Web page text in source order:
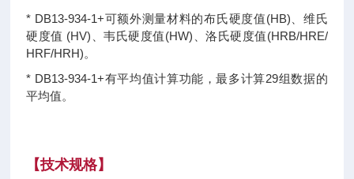
* DB13-934-1+可额外测量材料的布氏硬度值(HB)、维氏
硬度值 (HV)、韦氏硬度值(HW)、洛氏硬度值(HRB/HRE/
HRF/HRH)。
* DB13-934-1+有平均值计算功能，最多计算29组数据的
平均值。
【技术规格】